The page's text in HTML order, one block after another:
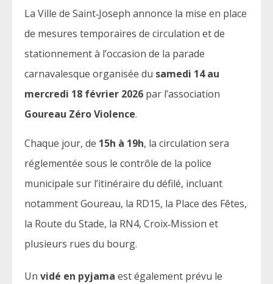
La Ville de Saint‑Joseph annonce la mise en place
de mesures temporaires de circulation et de
stationnement à l’occasion de la parade
carnavalesque organisée du samedi 14 au
mercredi 18 février 2026 par l’association
Goureau Zéro Violence.
Chaque jour, de 15h à 19h, la circulation sera
réglementée sous le contrôle de la police
municipale sur l’itinéraire du défilé, incluant
notamment Goureau, la RD15, la Place des Fêtes,
la Route du Stade, la RN4, Croix‑Mission et
plusieurs rues du bourg.
Un vidé en pyjama est également prévu le